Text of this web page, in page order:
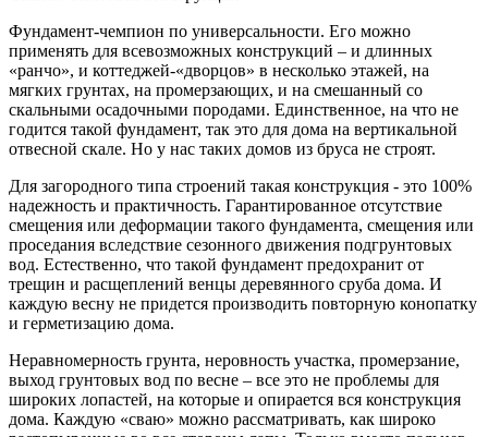
Фундамент-чемпион по универсальности. Его можно
применять для всевозможных конструкций – и длинных
«ранчо», и коттеджей-«дворцов» в несколько этажей, на
мягких грунтах, на промерзающих, и на смешанный со
скальными осадочными породами. Единственное, на что не
годится такой фундамент, так это для дома на вертикальной
отвесной скале. Но у нас таких домов из бруса не строят.
Для загородного типа строений такая конструкция - это 100%
надежность и практичность. Гарантированное отсутствие
смещения или деформации такого фундамента, смещения или
проседания вследствие сезонного движения подгрунтовых
вод. Естественно, что такой фундамент предохранит от
трещин и расщеплений венцы деревянного сруба дома. И
каждую весну не придется производить повторную конопатку
и герметизацию дома.
Неравномерность грунта, неровность участка, промерзание,
выход грунтовых вод по весне – все это не проблемы для
широких лопастей, на которые и опирается вся конструкция
дома. Каждую «сваю» можно рассматривать, как широко